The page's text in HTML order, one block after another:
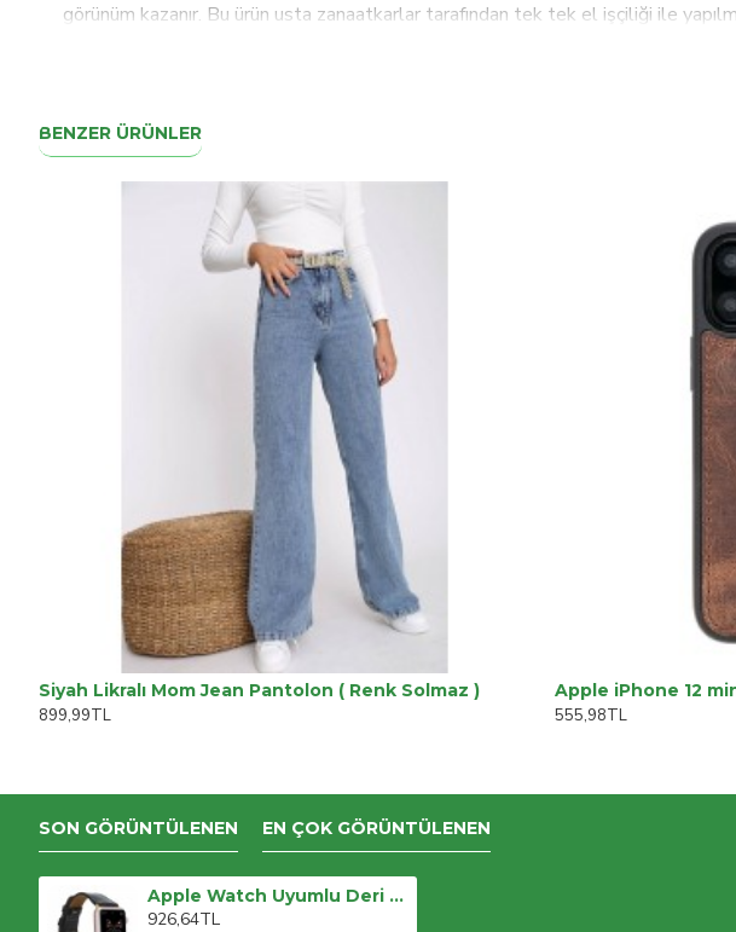
görünüm kazanır. Bu ürün usta zanaatkarlar tarafından tek tek el işçiliği ile
üretim ve paketleme süreçlerinin tamamı güncel ve en kabul edilebilir kalite-
ürettiğimiz kumaş ve deri ürünlerimizi Dağıtıcı, Retail, E-Satış kanalları ile
İsviçre, Fas başta olmak üzere 42 ülkede satışlarımız devam etmekte 70
ürünlerimizi müşterilerimizin beğenisine sunmaktır.
BENZER ÜRÜNLER
Siyah Likralı Mom Jean Pantolon ( Renk Solmaz )
899,99TL
555,98TL
SON GÖRÜNTÜLENEN EN ÇOK GÖRÜNTÜLENEN
Apple Watch Uyumlu Deri Kordon 38-40-41mm ROM RST1
926,64TL